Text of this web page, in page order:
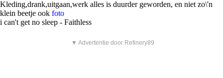
Kleding,drank,uitgaan,werk alles is duurder geworden, en niet zo\'n
klein beetje ook foto
i can't get no sleep - Faithless
▼ Advertentie door Refinery89